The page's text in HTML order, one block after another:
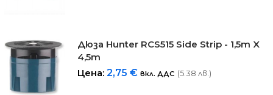
Дюза Hunter RCS515 Side Strip - 1,5m X
4,5m
Цена:2,75€ вкл. ДДС (5.38 лв.)